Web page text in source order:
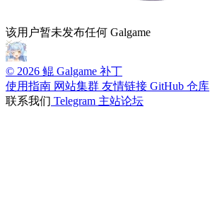
该用户暂未发布任何 Galgame
© 2026 鲲 Galgame 补丁
使用指南 网站集群 友情链接 GitHub 仓库
联系我们 Telegram 主站论坛